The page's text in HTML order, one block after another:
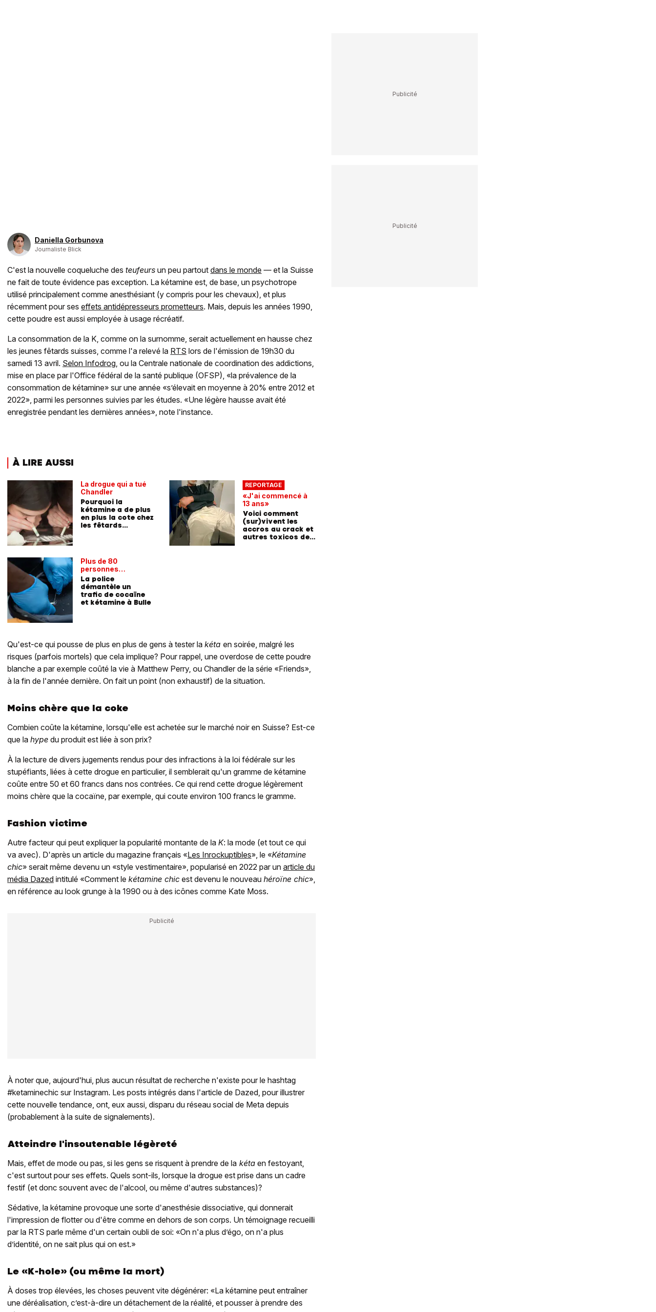
Daniella Gorbunova
Journaliste Blick
C'est la nouvelle coqueluche des teufeurs un peu partout dans le monde — et la Suisse
ne fait de toute évidence pas exception. La kétamine est, de base, un psychotrope
utilisé principalement comme anesthésiant (y compris pour les chevaux), et plus
récemment pour ses effets antidépresseurs prometteurs. Mais, depuis les années 1990,
cette poudre est aussi employée à usage récréatif.
La consommation de la K, comme on la surnomme, serait actuellement en hausse chez
les jeunes fêtards suisses, comme l'a relevé la RTS lors de l'émission de 19h30 du
samedi 13 avril. Selon Infodrog, ou la Centrale nationale de coordination des addictions,
mise en place par l'Office fédéral de la santé publique (OFSP), «la prévalence de la
consommation de kétamine» sur une année «s’élevait en moyenne à 20% entre 2012 et
2022», parmi les personnes suivies par les études. «Une légère hausse avait été
enregistrée pendant les dernières années», note l'instance.
À LIRE AUSSI
La drogue qui a tué
Chandler
Pourquoi la
kétamine a de plus
en plus la cote chez
les fêtards
Plus de 80
personnes
dénoncées
La police
démantèle un
trafic de cocaïne
et kétamine à Bulle
REPORTAGE
«J'ai commencé à
13 ans»
Voici comment
(sur)vivent les
accros au crack et
autres toxicos de
Qu'est-ce qui pousse de plus en plus de gens à tester la kéta en soirée, malgré les
risques (parfois mortels) que cela implique? Pour rappel, une overdose de cette poudre
blanche a par exemple coûté la vie à Matthew Perry, ou Chandler de la série «Friends»,
à la fin de l'année dernière. On fait un point (non exhaustif) de la situation.
Moins chère que la coke
Combien coûte la kétamine, lorsqu'elle est achetée sur le marché noir en Suisse? Est-ce
que la hype du produit est liée à son prix?
À la lecture de divers jugements rendus pour des infractions à la loi fédérale sur les
stupéfiants, liées à cette drogue en particulier, il semblerait qu'un gramme de kétamine
coûte entre 50 et 60 francs dans nos contrées. Ce qui rend cette drogue légèrement
moins chère que la cocaïne, par exemple, qui coute environ 100 francs le gramme.
Fashion victime
Autre facteur qui peut expliquer la popularité montante de la K: la mode (et tout ce qui
va avec). D'après un article du magazine français «Les Inrockuptibles», le «Kétamine
chic» serait même devenu un «style vestimentaire», popularisé en 2022 par un article du
média Dazed intitulé «Comment le kétamine chic est devenu le nouveau héroïne chic»,
en référence au look grunge à la 1990 ou à des icônes comme Kate Moss.
À noter que, aujourd'hui, plus aucun résultat de recherche n'existe pour le hashtag
#ketaminechic sur Instagram. Les posts intégrés dans l'article de Dazed, pour illustrer
cette nouvelle tendance, ont, eux aussi, disparu du réseau social de Meta depuis
(probablement à la suite de signalements).
Atteindre l'insoutenable légèreté
Mais, effet de mode ou pas, si les gens se risquent à prendre de la kéta en festoyant,
c'est surtout pour ses effets. Quels sont-ils, lorsque la drogue est prise dans un cadre
festif (et donc souvent avec de l'alcool, ou même d'autres substances)?
Sédative, la kétamine provoque une sorte d'anesthésie dissociative, qui donnerait
l'impression de flotter ou d'être comme en dehors de son corps. Un témoignage recueilli
par la RTS parle même d'un certain oubli de soi: «On n'a plus d’égo, on n'a plus
d’identité, on ne sait plus qui on est.»
Le «K-hole» (ou même la mort)
À doses trop élevées, les choses peuvent vite dégénérer: «La kétamine peut entraîner
une déréalisation, c’est-à-dire un détachement de la réalité, et pousser à prendre des